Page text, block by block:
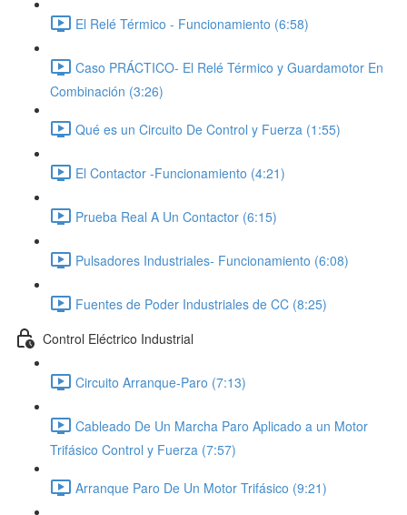
El Relé Térmico - Funcionamiento (6:58)
Caso PRÁCTICO- El Relé Térmico y Guardamotor En
Combinación (3:26)
Qué es un Circuito De Control y Fuerza (1:55)
El Contactor -Funcionamiento (4:21)
Prueba Real A Un Contactor (6:15)
Pulsadores Industriales- Funcionamiento (6:08)
Fuentes de Poder Industriales de CC (8:25)
Control Eléctrico Industrial
Circuito Arranque-Paro (7:13)
Cableado De Un Marcha Paro Aplicado a un Motor
Trifásico Control y Fuerza (7:57)
Arranque Paro De Un Motor Trifásico (9:21)